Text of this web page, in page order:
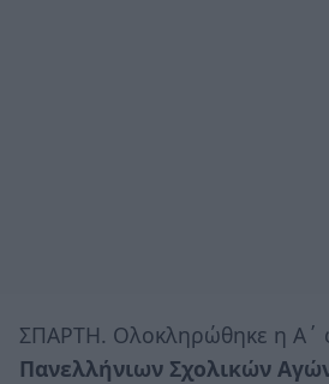
ΣΠΑΡΤΗ. Ολοκληρώθηκε η Α΄
Πανελλήνιων Σχολικών